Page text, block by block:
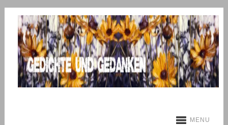
MENU